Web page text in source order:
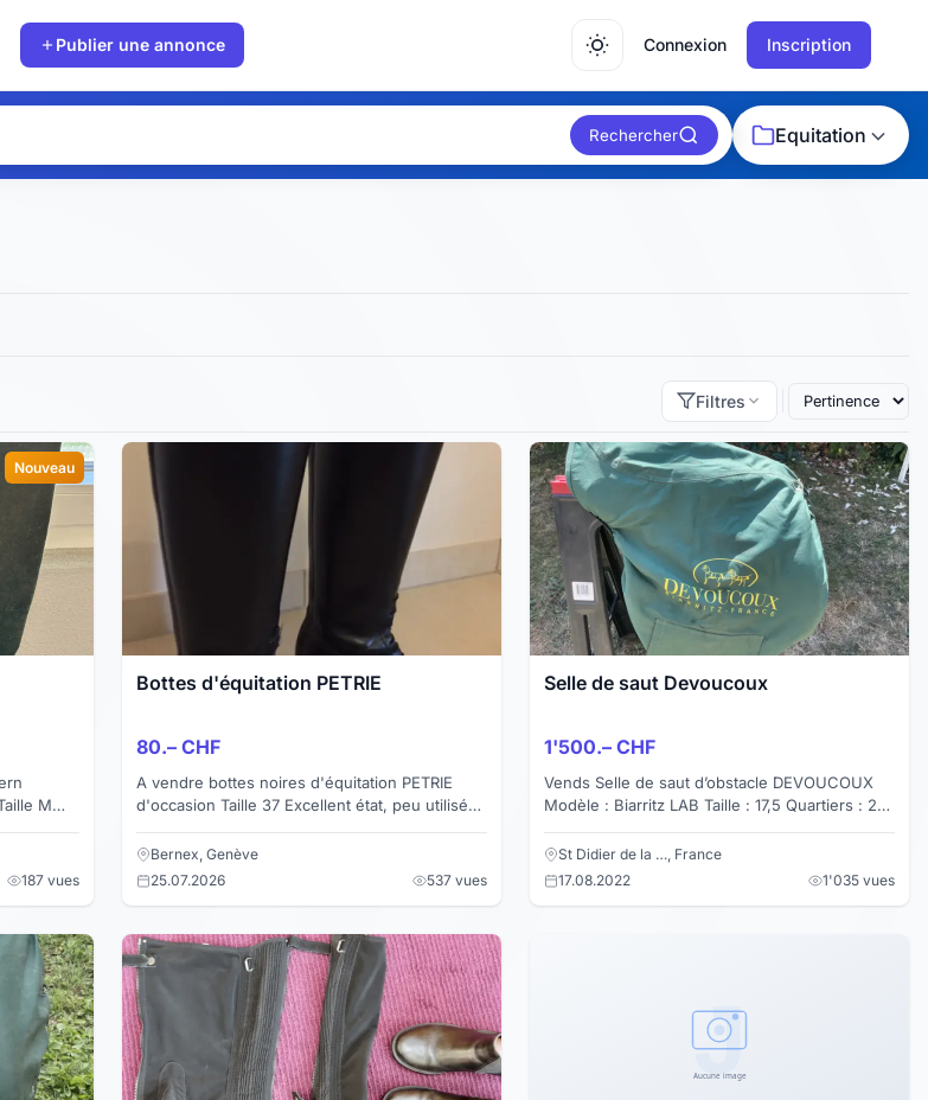
Publier une annonce Connexion Inscription
Rechercher Equitation
Filtres
Nouveau
M
187 vues
Bottes d'équitation PETRIE
80.– CHF
A vendre bottes noires d'équitation PETRIE
d'occasion Taille 37 Excellent état, peu utilisées
Bernex, Genève
25.07.2026
537 vues
Selle de saut Devoucoux
1'500.– CHF
Vends Selle de saut d’obstacle DEVOUCOUX
Modèle : Biarritz LAB Taille : 17,5 Quartiers : 2A
Arcade no...
St Didier de la …, France
17.08.2022
1'035 vues